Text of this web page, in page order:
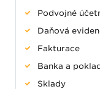
Podvojné
Daňová
Fakturace
Banka a
Sklady